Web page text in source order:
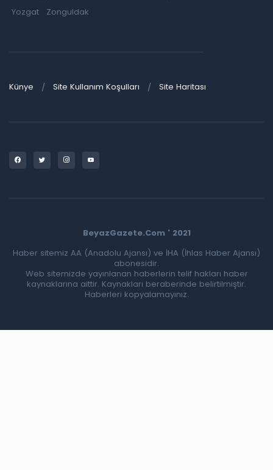
Yozgat
Zonguldak
Künye Site Kullanım Koşulları Site Haritası
BeyazGazete.Com ' 2021
Haber sitemiz AA (Anadolu Ajansı) ve İHA (İhlas Haber Ajansı)
abonesidir.
Web sitemizde yayınlanan haberlerin telif hakları haber
kaynaklarına aittir. Kaynakları beraberinde belirtilmiştir.
Haberleri kopyalamayınız.